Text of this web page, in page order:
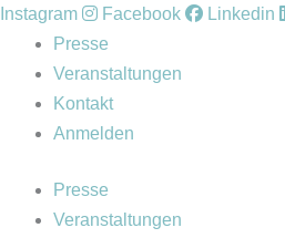
Instagram Facebook Linkedin
Presse
Veranstaltungen
Kontakt
Anmelden
Presse
Veranstaltungen